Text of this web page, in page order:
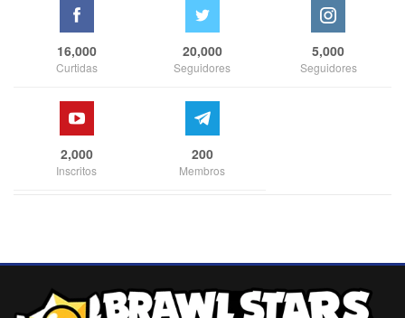
16,000
Curtidas
20,000
Seguidores
5,000
Seguidores
2,000
Inscritos
200
Membros